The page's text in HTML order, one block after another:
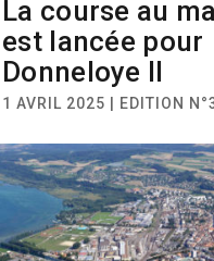
La course au
est lancée pour
Donneloye II
1 AVRIL 2025 | EDITION